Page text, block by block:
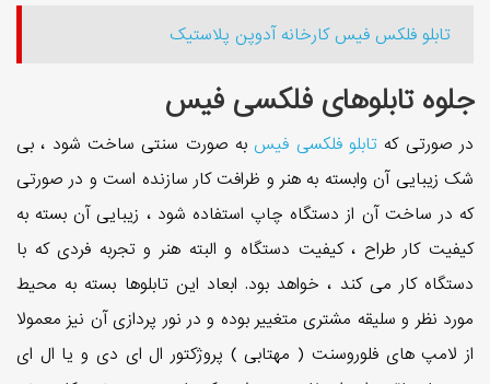
تابلو فلکس فیس کارخانه آدوپن پلاستیک
جلوه تابلوهای فلکسی فیس
در صورتی که تابلو فلکسی فیس به صورت سنتی ساخت شود ، بی
شک زیبایی آن وابسته به هنر و ظرافت کار سازنده است و در صورتی
که در ساخت آن از دستگاه چاپ استفاده شود ، زیبایی آن بسته به
کیفیت کار طراح ، کیفیت دستگاه و البته هنر و تجربه فردی که با
دستگاه کار می کند ، خواهد بود. ابعاد این تابلوها بسته به محیط
مورد نظر و سلیقه مشتری متغییر بوده و در نور پردازی آن نیز معمولا
از لامپ های فلوروسنت ( مهتابی ) پروژکتور ال ای دی و یا ال ای